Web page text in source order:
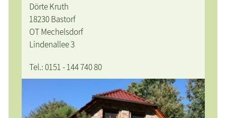
Dörte Kruth
18230 Bastorf
OT Mechelsdorf
Lindenallee 3
Tel.: 0151 - 144 740 80